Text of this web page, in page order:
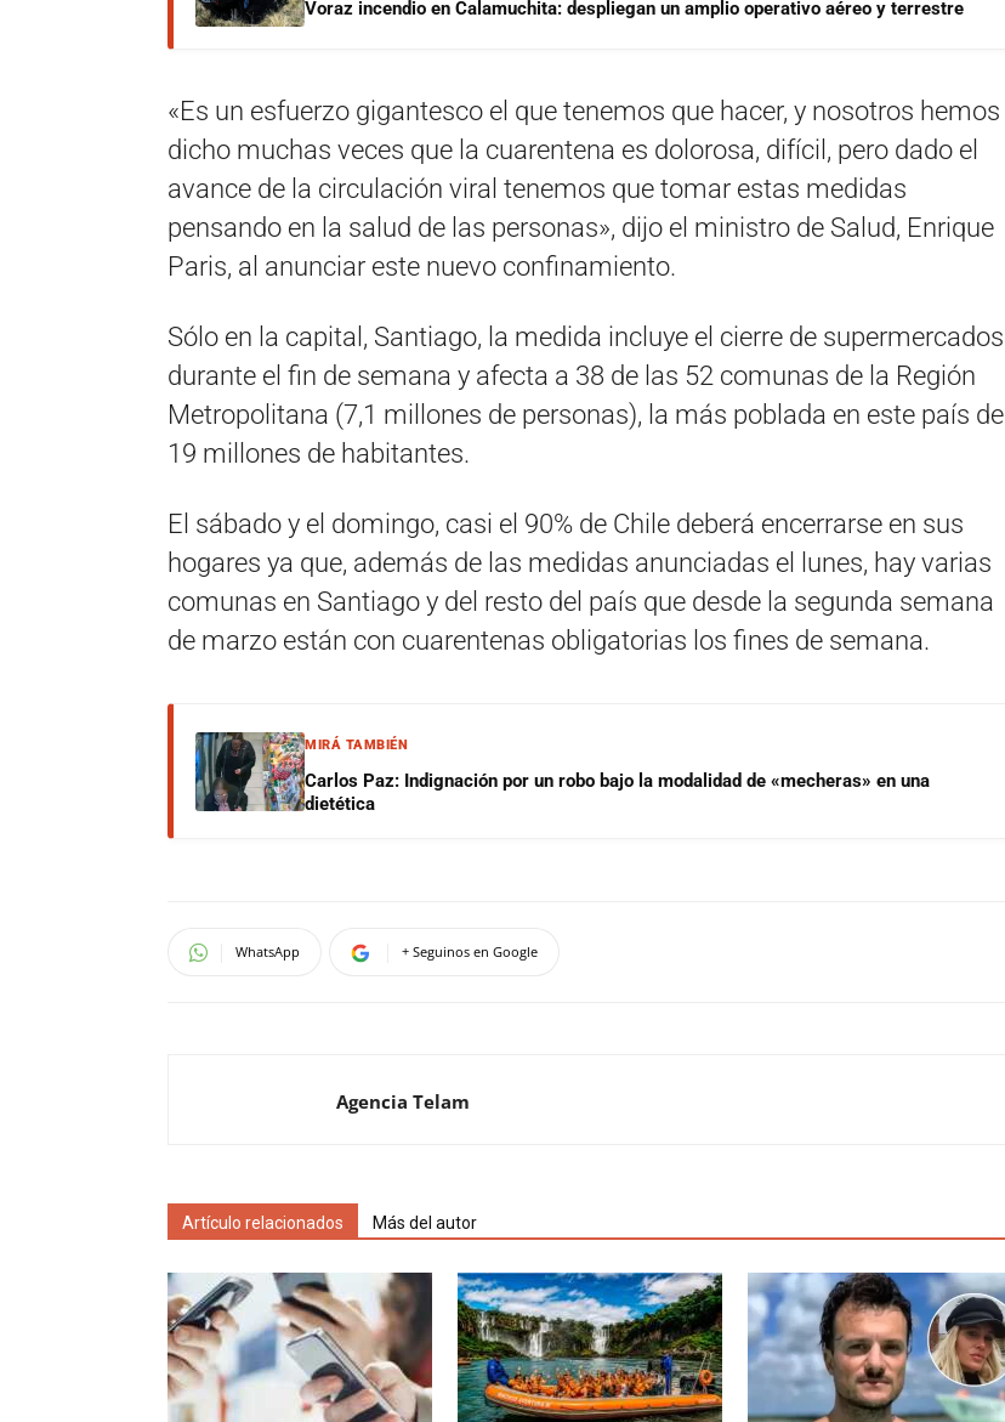
Voraz incendio en Calamuchita: despliegan un amplio operativo aéreo y terrestre
«Es un esfuerzo gigantesco el que tenemos que hacer, y nosotros hemos
dicho muchas veces que la cuarentena es dolorosa, difícil, pero dado el
avance de la circulación viral tenemos que tomar estas medidas
pensando en la salud de las personas», dijo el ministro de Salud, Enrique
Paris, al anunciar este nuevo confinamiento.
Sólo en la capital, Santiago, la medida incluye el cierre de supermercados
durante el fin de semana y afecta a 38 de las 52 comunas de la Región
Metropolitana (7,1 millones de personas), la más poblada en este país de
19 millones de habitantes.
El sábado y el domingo, casi el 90% de Chile deberá encerrarse en sus
hogares ya que, además de las medidas anunciadas el lunes, hay varias
comunas en Santiago y del resto del país que desde la segunda semana
de marzo están con cuarentenas obligatorias los fines de semana.
MIRÁ TAMBIÉN
Carlos Paz: Indignación por un robo bajo la modalidad de «mecheras» en una
dietética
WhatsApp + Seguinos en Google
Agencia Telam
Artículo relacionados Más del autor